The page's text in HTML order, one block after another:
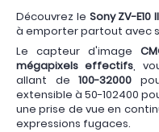
Découvrez le Sony ZV-E10 II
à emporter partout avec
Le capteur d'image
mégapixels effectifs ,
allant de100-32000
extensible à 50-102400
une prise de vue en
expressions fugaces.